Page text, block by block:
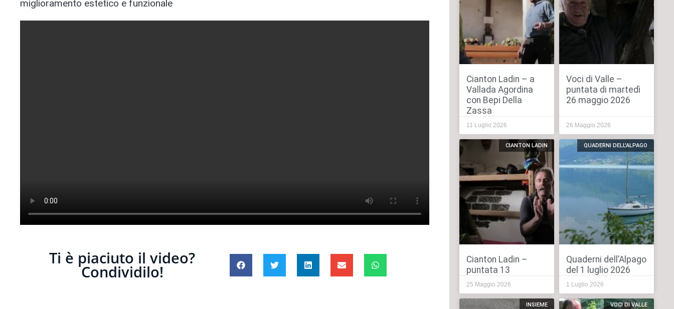
miglioramento estetico e funzionale
Ti è piaciuto il video?
Condividilo!
Cianton Ladin – a
Vallada Agordina
con Bepi Della
Zassa
11 Luglio 2026
Voci di Valle –
puntata di martedì
26 maggio 2026
26 Maggio 2026
CIANTON LADIN
Cianton Ladin –
puntata 13
25 Maggio 2026
QUADERNI DELL'ALPAGO
Quaderni dell’Alpago
del 1 luglio 2026
1 Luglio 2026
INSIEME VOCI DI VALLE